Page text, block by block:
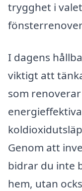
trygghet i
I dagens
viktigt att
som
Genom att
bidrar du inte
hem, utan